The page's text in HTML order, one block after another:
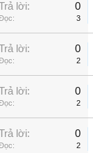
lời: 0
3
lời: 0
2
lời: 0
2
lời: 0
2